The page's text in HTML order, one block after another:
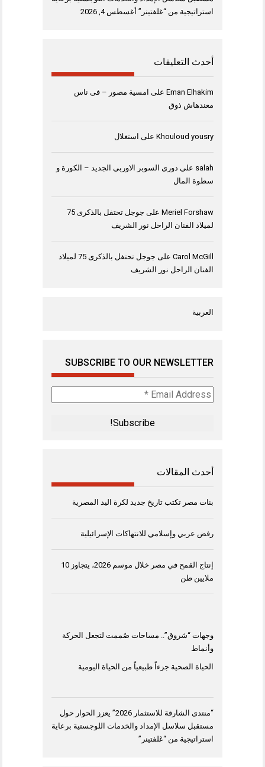
استراتيجية من “غلفتينر” أغسطس 4, 2026
أحدث التعليقات
Eman Elhakim على امسية مصور – فى ناس
معندهاش ذوق
Khouloud yousry على استغلال
salah على دورى السوبر الاوربى الجديد – الكورة و
سطوة المال
Meriel Forshaw على
جوجل تحتفل بالذكرى 75
لميلاد الفنان الراحل نور الشريف
Carol McGill على
جوجل تحتفل بالذكرى 75 لميلاد
الفنان الراحل نور الشريف
العربية
SUBSCRIBE TO OUR NEWSLETTER
Email
Address
أحدث المقالات
بنات مصر تكتب تاريخ جديد لكرة اليد المصرية
رفض عربي وإسلامي للانتهاكات الإسرائيلية
إنتاج القمح في مصر خلال موسم 2026، يتجاوز 10
ملايين طن
وجهات “شروق”.. مساحات صُممت لتجعل الحركة
وأنماط
الحياة الصحية جزءاً طبيعياً من الحياة اليومية
“منتدى الشارقة للاستثمار 2026” يعزز الحوار حول
مستقبل سلاسل الإمداد والخدمات اللوجستية برعاية
استراتيجية من “غلفتينر”